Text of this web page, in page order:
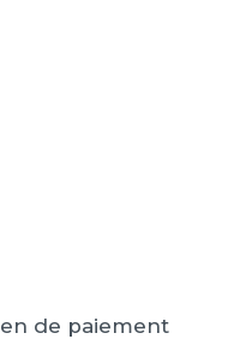
de paiement